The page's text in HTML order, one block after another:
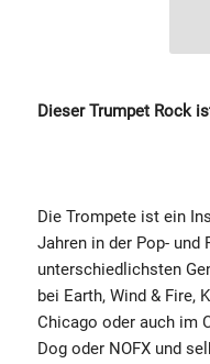
Dieser Trumpet Rock
Die Trompete ist ein
Jahren in der Pop- und
unterschiedlichsten
bei Earth, Wind & Fire,
Chicago oder auch im
Dog oder NOFX und